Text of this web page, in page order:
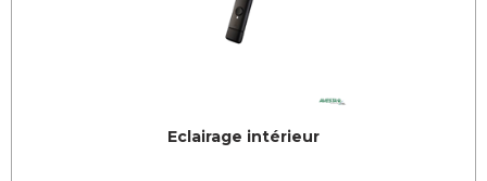
Eclairage intérieur